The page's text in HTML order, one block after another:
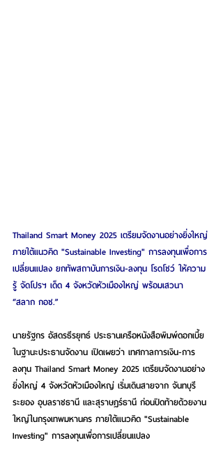
Thailand Smart Money 2025 เตรียมจัดงานอย่างยิ่งใหญ่
ภายใต้แนวคิด "Sustainable Investing" การลงทุนเพื่อการ
เปลี่ยนแปลง ยกทัพสถาบันการเงิน-ลงทุน โรดโชว์ ให้ความ
รู้ จัดโปรฯ เด็ด 4 จังหวัดหัวเมืองใหญ่ พร้อมเสวนา
“สลาก กอช.”
นายรัฐกร อัสดรธีรยุทธ์ ประธานเครือหนังสือพิมพ์ดอกเบี้ย
ในฐานะประธานจัดงาน เปิดเผยว่า เทศกาลการเงิน-การ
ลงทุน Thailand Smart Money 2025 เตรียมจัดงานอย่าง
ยิ่งใหญ่ 4 จังหวัดหัวเมืองใหญ่ เริ่มเดินสายจาก จันทบุรี
ระยอง อุบลราชธานี และสุราษฎร์ธานี ก่อนปิดท้ายด้วยงาน
ใหญ่ในกรุงเทพมหานคร ภายใต้แนวคิด "Sustainable
Investing" การลงทุนเพื่อการเปลี่ยนแปลง